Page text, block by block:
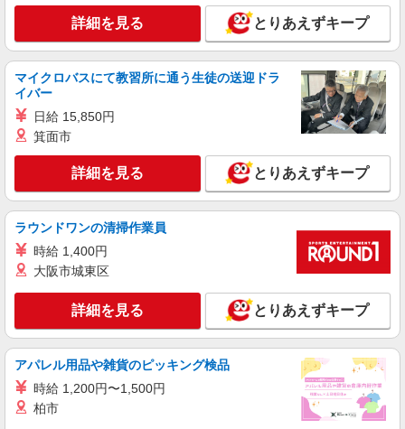
時給1600円 別途交通費全額支給 ＜月収＞
314000円以上可 162.64H＋残業2000円×10H＋休
出2000円×8H＋深夜400円×45H
静岡県浜松市中央区
詳細を見る
正社員
株式会社テクノ・サービス マニュファクチャリング【静岡県】
製造スタッフ（組立・加工・目視検査・機械操
作など）
月給192000〜242000円（スキル・経験を考
慮）
静岡県浜松市中央区 （他にも静岡県内に多数
あり） ※勤務地はご希望を考慮の上、ご自宅を中
心に通勤時間120分圏内のエリアとなります。（転
勤なし）
キープ 詳細を見る
株式会社綜合キャリアオプション（1314VJ0805G48★54-S-T3）
組立・加工・食品製造など/日払いOK
詳細を見る とりあえずキープ
マイクロバスにて教習所に通う生徒の送迎ドラ
イバー
日給 15,850円
箕面市
詳細を見る とりあえずキープ
ラウンドワンの清掃作業員
時給 1,400円
大阪市城東区
詳細を見る とりあえずキープ
アパレル用品や雑貨のピッキング検品
時給 1,200円〜1,500円
柏市